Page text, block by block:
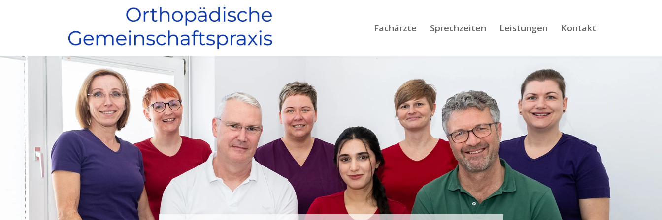
Fachärzte Sprechzeiten Leistungen Kontakt